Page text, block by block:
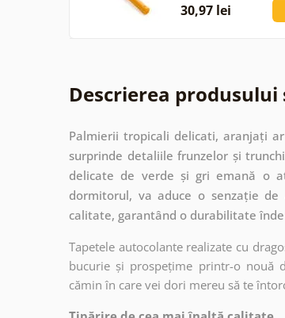
30,97 lei
Descrierea
Palmierii tropicali delicati, aranjați
surprinde detaliile frunzelor și
delicate de verde și gri emană o
dormitorul, va aduce o senzație
calitate, garantând o durabilitate
Tapetele autocolante realizate cu
bucurie și prospețime printr-o nouă
cămin în care vei dori mereu să te